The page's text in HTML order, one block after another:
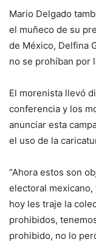
Mario Delgado
el muñeco de su
de México, Delfina
no se prohíban por
El morenista llevó
conferencia y los
anunciar esta
el uso de la
“Ahora estos son
electoral mexicano,
hoy les traje la
prohibidos,
prohibido, no lo